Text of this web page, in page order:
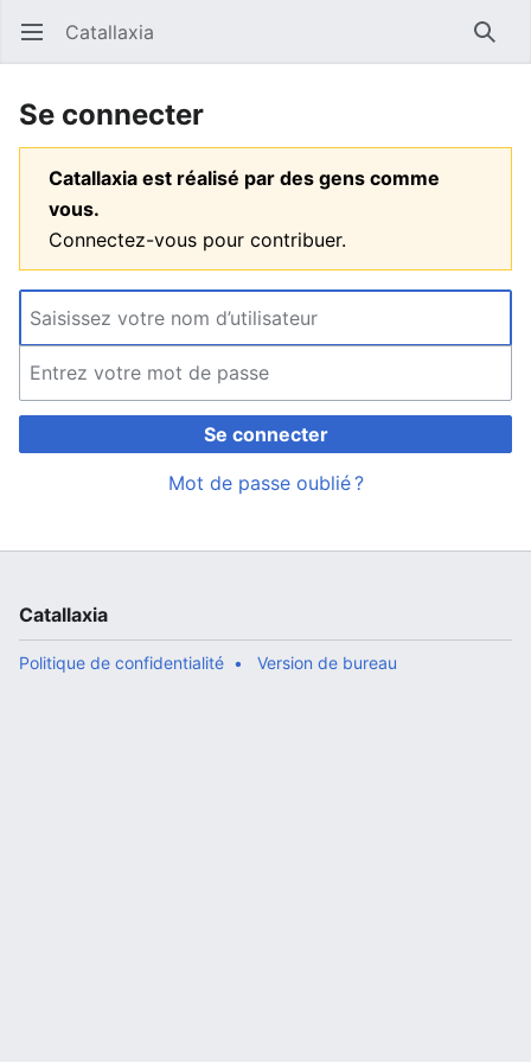
Ouvrir le menu principal Catallaxia
Se connecter
Catallaxia est réalisé par des gens comme
vous.
Connectez-vous pour contribuer.
Se connecter
Mot de passe oublié ?
Catallaxia
Politique de confidentialité Version de bureau